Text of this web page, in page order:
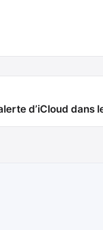
d’iCloud dans